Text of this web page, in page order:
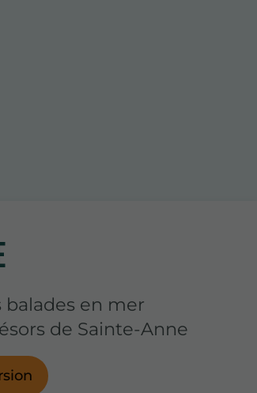
balades en mer
de Sainte-Anne